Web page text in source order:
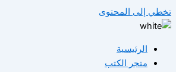
تخطي إلى المحتوى
الرئيسية
متجر الكتب